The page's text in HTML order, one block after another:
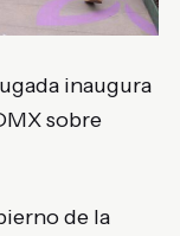
inaugura
sobre
de la